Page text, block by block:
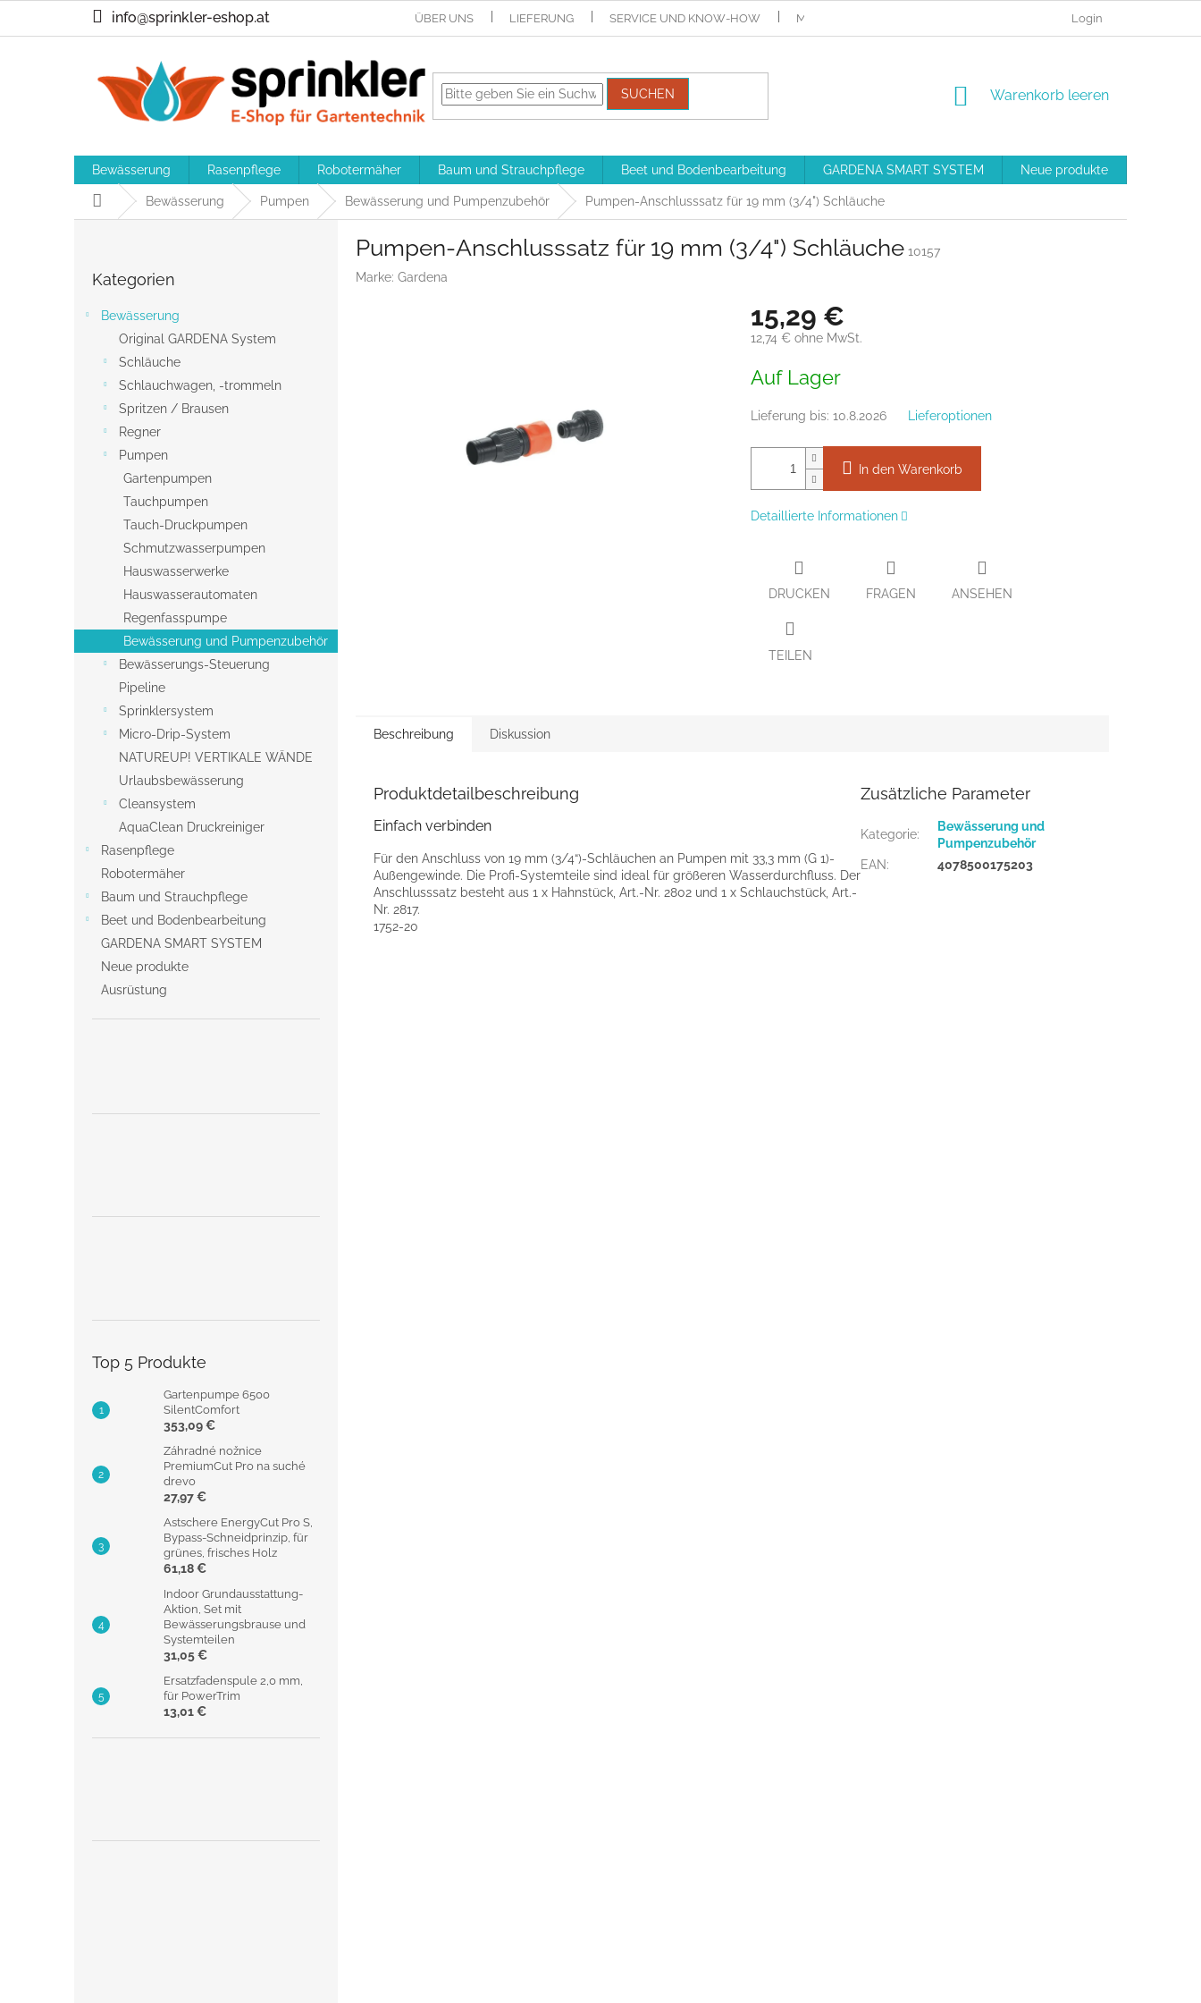
springen
info@sprinkler-eshop.at ÜBER UNS LIEFERUNG SERVICE UND KNOW-HOW MEINE BESTELLUNG BESCHWERDEVERFAHREN
Login
SUCHEN WARENKORB
Warenkorb leeren
Bewässerung Rasenpflege Robotermäher Baum und Strauchpflege Beet und Bodenbearbeitung GARDENA SMART SYSTEM Neue produkte
StartseiteBewässerung Pumpen Bewässerung und Pumpenzubehör Pumpen-Anschlusssatz für 19 mm (3/4") Schläuche
überspringen
Kategorien
Bewässerung
Original GARDENA System
Schläuche
Schlauchwagen, -trommeln
Spritzen / Brausen
Regner
Pumpen
Gartenpumpen
Tauchpumpen
Tauch-Druckpumpen
Schmutzwasserpumpen
Hauswasserwerke
Hauswasserautomaten
Regenfasspumpe
Bewässerung und Pumpenzubehör
Bewässerungs-Steuerung
Pipeline
Sprinklersystem
Micro-Drip-System
NATUREUP! VERTIKALE WÄNDE
Urlaubsbewässerung
Cleansystem
AquaClean Druckreiniger
Rasenpflege
Robotermäher
Baum und Strauchpflege
Beet und Bodenbearbeitung
GARDENA SMART SYSTEM
Neue produkte
Ausrüstung
Top 5 Produkte
Gartenpumpe 6500
SilentComfort
353,09 €
Záhradné nožnice
PremiumCut Pro na suché
drevo
27,97 €
Astschere EnergyCut Pro S,
Bypass-Schneidprinzip, für
grünes, frisches Holz
61,18 €
Indoor Grundausstattung-
Aktion, Set mit
Bewässerungsbrause und
Systemteilen
31,05 €
Ersatzfadenspule 2,0 mm,
für PowerTrim
13,01 €
Pumpen-Anschlusssatz für 19 mm (3/4") Schläuche 10157
Marke: Gardena
15,29 €
12,74 € ohne MwSt.
Auf Lager
Lieferung bis: 10.8.2026 Lieferoptionen
In den Warenkorb
Detaillierte Informationen
DRUCKEN FRAGEN ANSEHEN
TEILEN
Beschreibung Diskussion
Produktdetailbeschreibung
Einfach verbinden
Für den Anschluss von 19 mm (3/4“)-Schläuchen an Pumpen mit 33,3 mm (G 1)-
Außengewinde. Die Profi-Systemteile sind ideal für größeren Wasserdurchfluss. Der
Anschlusssatz besteht aus 1 x Hahnstück, Art.-Nr. 2802 und 1 x Schlauchstück, Art.-
Nr. 2817.
1752-20
Zusätzliche Parameter
Kategorie:
Bewässerung und
Pumpenzubehör
EAN: 4078500175203